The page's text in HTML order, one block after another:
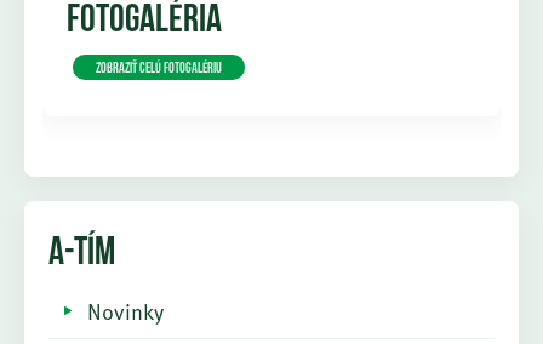
FOTOGALÉRIA
Zobraziť celú fotogalériu
A-TÍM
Novinky